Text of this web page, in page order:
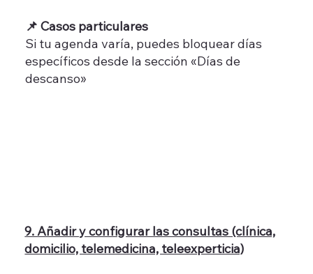
📌 Casos particulares
Si tu agenda varía, puedes bloquear días
específicos desde la sección «Días de
descanso»
9. Añadir y configurar las consultas (clínica,
domicilio, telemedicina, teleexperticia)